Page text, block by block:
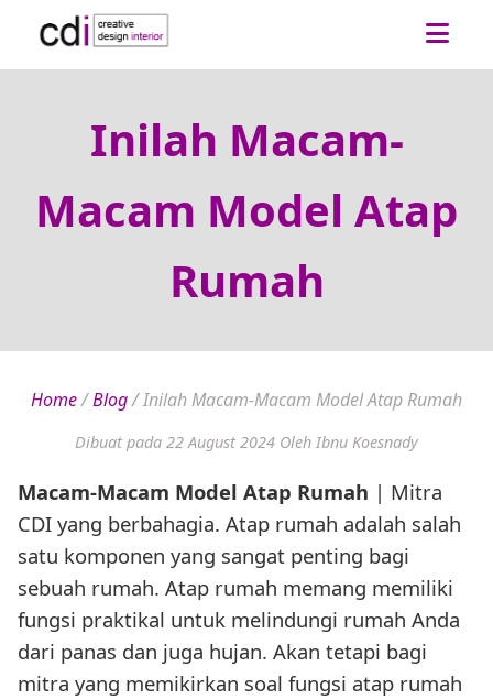
Inilah Macam-
Macam Model Atap
Rumah
Home/Blog/Inilah Macam-Macam Model Atap Rumah
Dibuat pada 22 August 2024 Oleh Ibnu Koesnady
Macam-Macam Model Atap Rumah | Mitra
CDI yang berbahagia. Atap rumah adalah salah
satu komponen yang sangat penting bagi
sebuah rumah. Atap rumah memang memiliki
fungsi praktikal untuk melindungi rumah Anda
dari panas dan juga hujan. Akan tetapi bagi
mitra yang memikirkan soal fungsi atap rumah